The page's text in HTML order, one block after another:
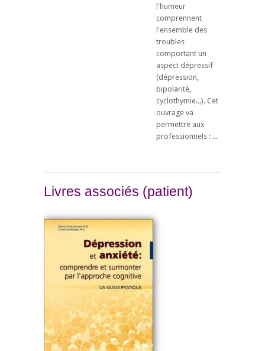
l'humeur
comprennent
l'ensemble des
troubles
comportant un
aspect dépressif
(dépression,
bipolarité,
cyclothymie...). Cet
ouvrage va
permettre aux
professionnels : ...
Livres associés (patient)